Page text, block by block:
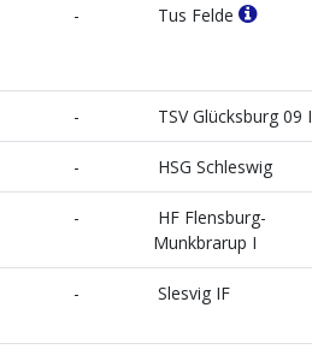
- Tus Felde
- TSV Glücksburg 09 I
- HSG Schleswig
-
HF Flensburg-
Munkbrarup I
- Slesvig IF